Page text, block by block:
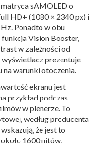
sAMOLED o
HD+ (1080 × 2340 px) i
Ponadto w obu
Vision Booster,
w zależności od
wyświetlacz prezentuje
na warunki otoczenia.
ekranu jest
przykład podczas
w plenerze. To
według producenta
że jest to
1600 nitów.